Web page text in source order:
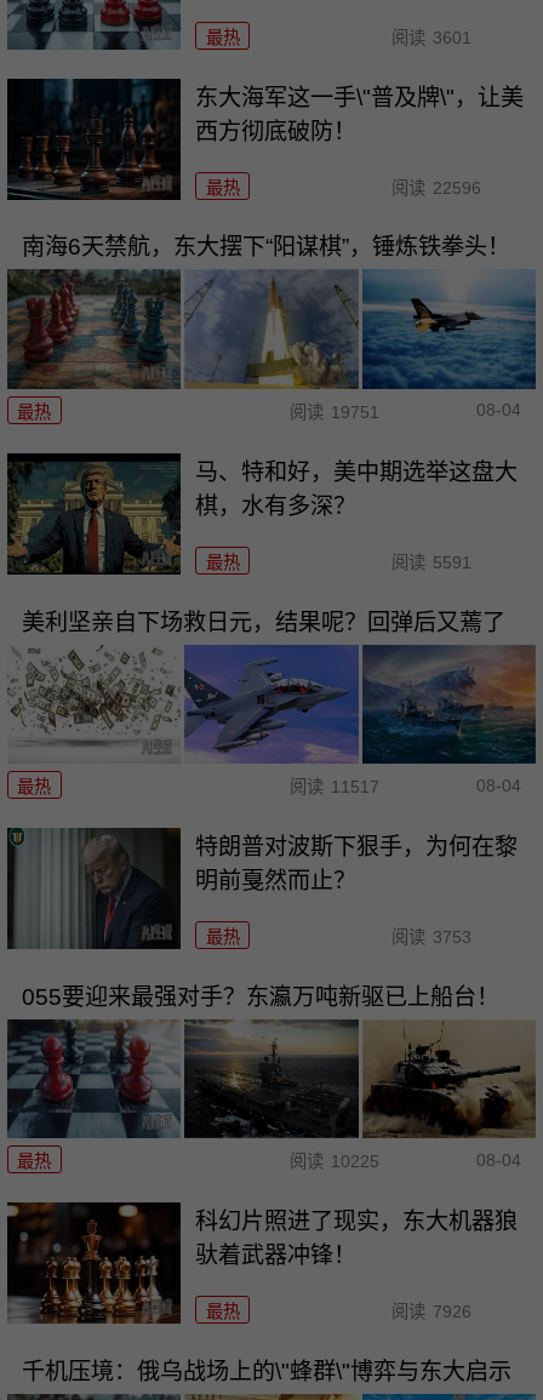
最热 阅读 3601
东大海军这一手\"普及牌\"，让美
西方彻底破防！
最热 阅读 22596
南海6天禁航，东大摆下“阳谋棋”，锤炼铁拳头！
最热 阅读 19751 08-04
马、特和好，美中期选举这盘大
棋，水有多深？
最热 阅读 5591
美利坚亲自下场救日元，结果呢？回弹后又蔫了
最热 阅读 11517 08-04
特朗普对波斯下狠手，为何在黎
明前戛然而止？
最热 阅读 3753
055要迎来最强对手？东瀛万吨新驱已上船台！
最热 阅读 10225 08-04
科幻片照进了现实，东大机器狼
驮着武器冲锋！
最热 阅读 7926
千机压境：俄乌战场上的\"蜂群\"博弈与东大启示